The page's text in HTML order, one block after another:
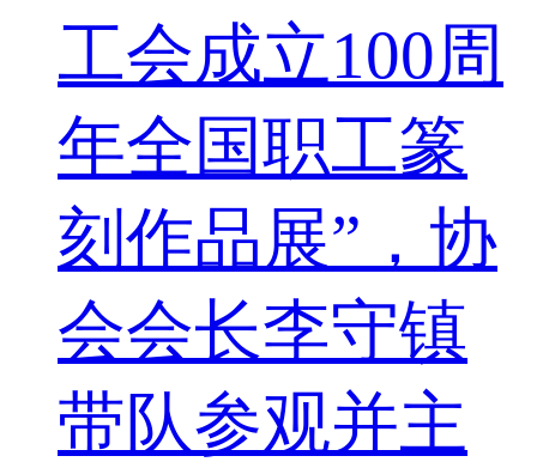
工会成立100周
年全国职工篆
刻作品展”，协
会会长李守镇
带队参观并主